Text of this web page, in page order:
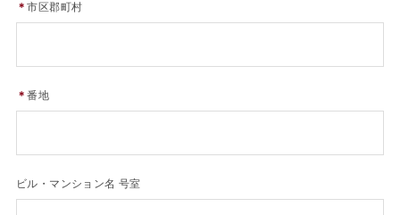
＊市区郡町村
＊番地
ビル・マンション名 号室